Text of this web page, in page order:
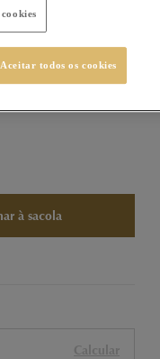
200g
à sacola
Calcular
Aceitar todos os cookies